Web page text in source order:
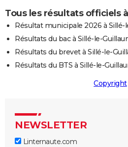
Tous les résultats officiels
Résultat municipale 2026 à Sillé-
Résultats du bac à Sillé-le-
Résultats du brevet à Sillé-le-
Résultats du BTS à Sillé-le-
Copyright
NEWSLETTER
Linternaute.com